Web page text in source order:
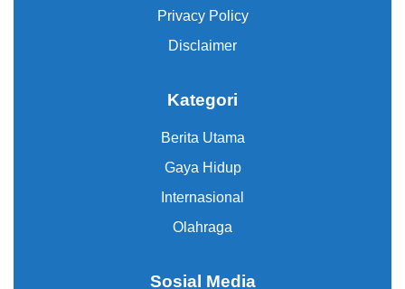
Privacy Policy
Disclaimer
Kategori
Berita Utama
Gaya Hidup
Internasional
Olahraga
Sosial Media